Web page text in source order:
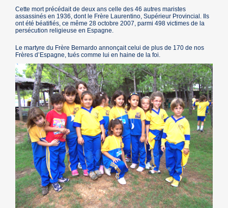
Cette mort précédait de deux ans celle des 46 autres maristes
assassinés en 1936, dont le Frère Laurentino, Supérieur Provincial. Ils
ont été béatifiés, ce même 28 octobre 2007, parmi 498 victimes de la
persécution religieuse en Espagne.
Le martyre du Frère Bernardo annonçait celui de plus de 170 de nos
Frères d’Espagne, tués comme lui en haine de la foi.